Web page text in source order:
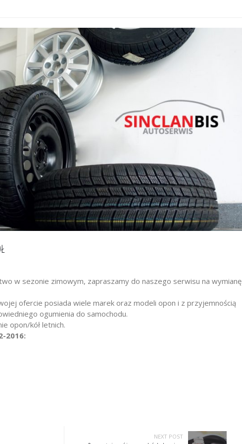
w sezonie zimowym, zapraszamy do naszego serwisu na wymianę
ofercie posiada wiele marek oraz modeli opon i z przyjemnością
ogumienia do samochodu.
opon/kół letnich.
2016:
NEXT POST